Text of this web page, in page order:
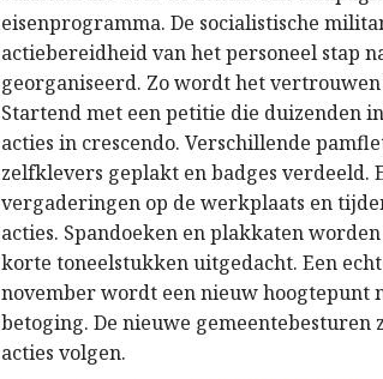
eisenprogramma. De socialistische
actiebereidheid van het personeel stap
georganiseerd. Zo wordt het
Startend met een petitie die duizenden
acties in crescendo. Verschillende
zelfklevers geplakt en badges
vergaderingen op de werkplaats en
acties. Spandoeken en plakkaten
korte toneelstukken uitgedacht. Een
november wordt een nieuw hoogtepunt
betoging. De nieuwe
acties volgen.